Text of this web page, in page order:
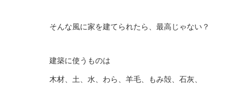
そんな風に家を建てられたら、最高じゃない？
建築に使うものは
木材、土、水、わら、羊毛、もみ殻、石灰、